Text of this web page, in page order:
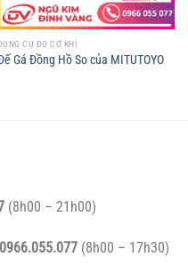
CỤ ĐO CƠ KHÍ
Gá Đồng Hồ So của MITUTOYO
(8h00 – 21h00)
0966.055.077 (8h00 – 17h30)